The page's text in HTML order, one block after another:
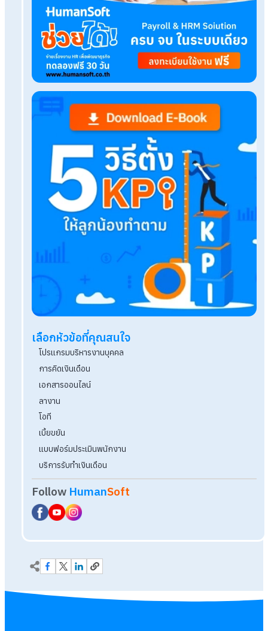
Tags:
town hall คือ
เรื่องที่คุณอาจสนใจ
แจก 99 แคปชั่นทำงาน โหมดคนทำงานกวน ๆ เรียกไ
รวม 50 คีย์ลัด Excel ใช้คล่องเมื่อไหร่ งานไวเมื่อนั้น!
Burnout คืออะไร วิธีแก้ภาวะหมดไฟให้กลับมามีแพช
การทำงาน